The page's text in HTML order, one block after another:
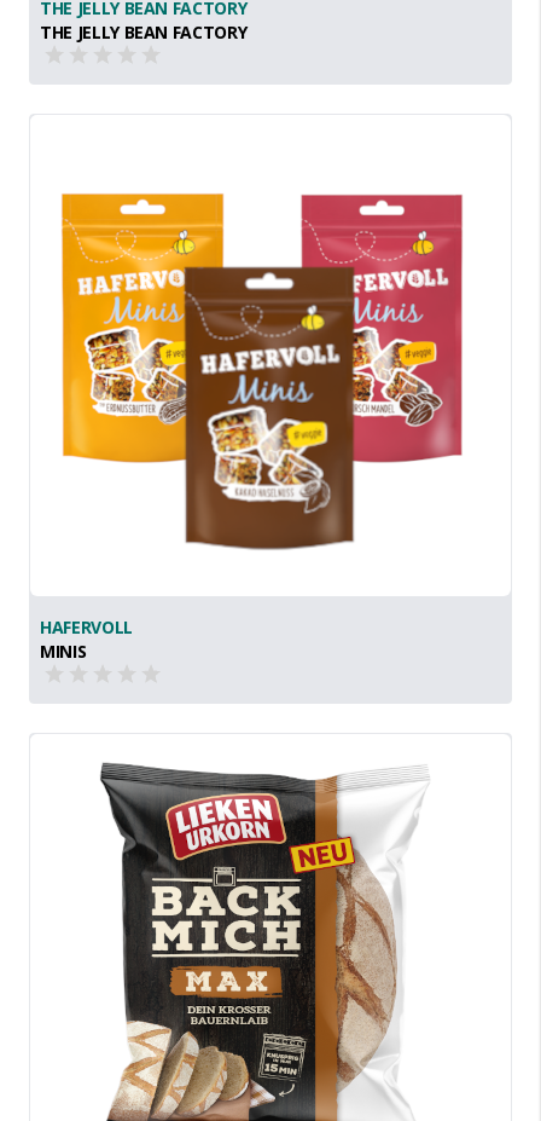
THE JELLY BEAN FACTORY
THE JELLY BEAN FACTORY
HAFERVOLL
MINIS